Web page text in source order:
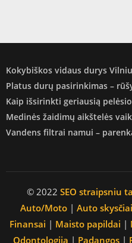
Kokybiškos vidaus durys
Platus durų pasirinkimas –
Kaip išsirinkti geriausią
Medinės žaidimų aikštelės
Vandens filtrai namui –
© 2022 SEO straipsniu
Auto/Moto | Auto skysčiai
Finansai | Maisto papildai |
Odontologija | Padangos |